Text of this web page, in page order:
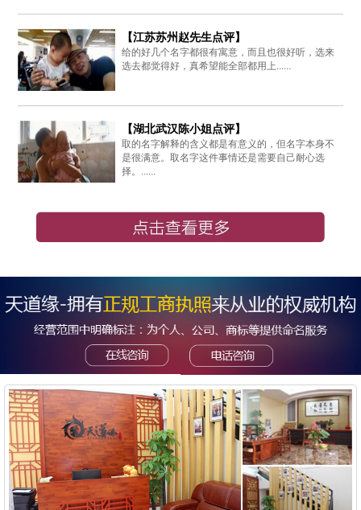
【江苏苏州赵先生点评】
给的好几个名字都很有寓意，而且也很好听，选来
选去都觉得好，真希望能全部都用上......
【湖北武汉陈小姐点评】
取的名字解释的含义都是有意义的，但名字本身不
是很满意。取名字这件事情还是需要自己耐心选
择。......